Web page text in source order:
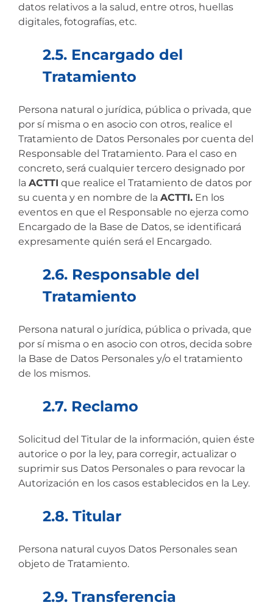
datos relativos a la salud, entre otros, huellas
digitales, fotografías, etc.
2.5. Encargado del
Tratamiento
Persona natural o jurídica, pública o privada, que
por sí misma o en asocio con otros, realice el
Tratamiento de Datos Personales por cuenta del
Responsable del Tratamiento. Para el caso en
concreto, será cualquier tercero designado por
la ACTTI que realice el Tratamiento de datos por
su cuenta y en nombre de la ACTTI.En los
eventos en que el Responsable no ejerza como
Encargado de la Base de Datos, se identificará
expresamente quién será el Encargado.
2.6. Responsable del
Tratamiento
Persona natural o jurídica, pública o privada, que
por sí misma o en asocio con otros, decida sobre
la Base de Datos Personales y/o el tratamiento
de los mismos.
2.7. Reclamo
Solicitud del Titular de la información, quien éste
autorice o por la ley, para corregir, actualizar o
suprimir sus Datos Personales o para revocar la
Autorización en los casos establecidos en la Ley.
2.8. Titular
Persona natural cuyos Datos Personales sean
objeto de Tratamiento.
2.9. Transferencia